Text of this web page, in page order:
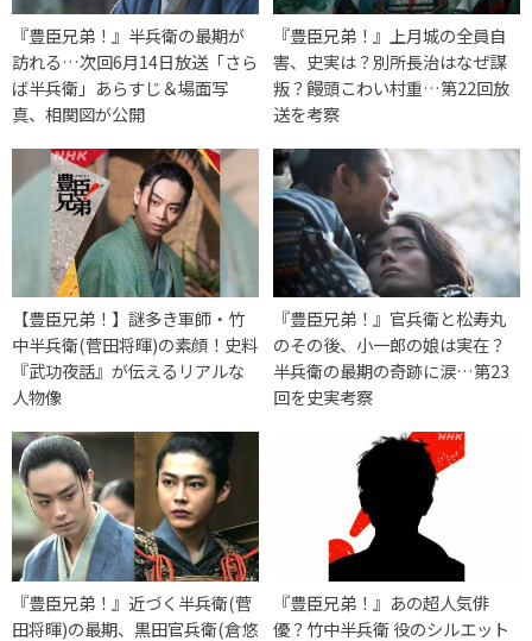
『豊臣兄弟！』半兵衛の最期が
訪れる…次回6月14日放送「さら
ば半兵衛」あらすじ＆場面写
真、相関図が公開
『豊臣兄弟！』上月城の全員自
害、史実は？別所長治はなぜ謀
叛？饅頭こわい村重…第22回放
送を考察
【豊臣兄弟！】謎多き軍師・竹
中半兵衛(菅田将暉)の素顔！史料
『武功夜話』が伝えるリアルな
人物像
『豊臣兄弟！』官兵衛と松寿丸
のその後、小一郎の娘は実在？
半兵衛の最期の奇跡に涙…第23
回を史実考察
『豊臣兄弟！』近づく半兵衛(菅
田将暉)の最期、黒田官兵衛(倉悠
『豊臣兄弟！』あの超人気俳
優？竹中半兵衛 役のシルエット